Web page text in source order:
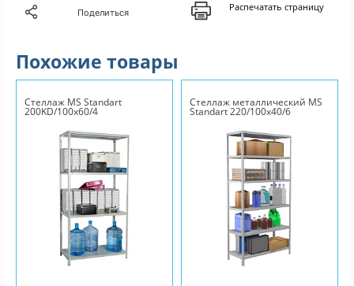
Поделиться Распечатать страницу
Похожие товары
Стеллаж MS Standart
200KD/100x60/4
Стеллаж металлический MS
Standart 220/100x40/6